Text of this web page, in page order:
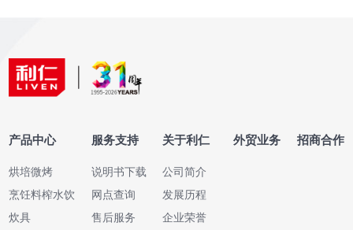
产品中心
烘培微烤
烹饪料榨水饮
炊具
服务支持
说明书下载
网点查询
售后服务
关于利仁
公司简介
发展历程
企业荣誉
外贸业务 招商合作